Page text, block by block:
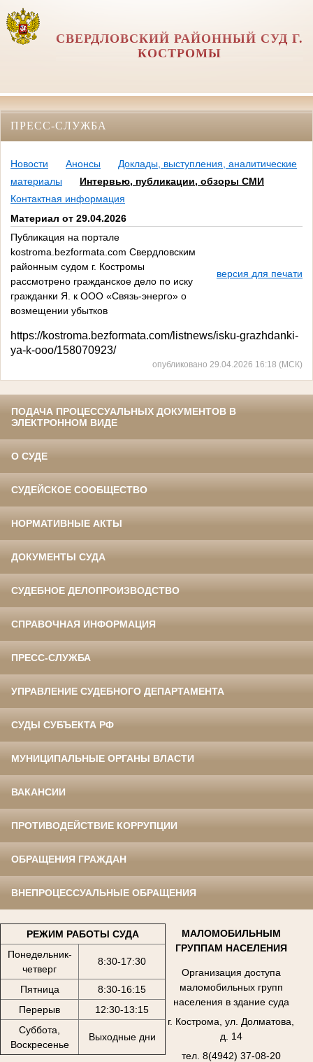
СВЕРДЛОВСКИЙ РАЙОННЫЙ СУД Г.
КОСТРОМЫ
ПРЕСС-СЛУЖБА
Новости Анонсы
Доклады, выступления, аналитические
материалы
Интервью, публикации, обзоры СМИ
Контактная информация
Материал от 29.04.2026
Публикация на портале
kostroma.bezformata.com Свердловским
районным судом г. Костромы
рассмотрено гражданское дело по иску
гражданки Я. к ООО «Связь-энерго» о
возмещении убытков
версия для печати
https://kostroma.bezformata.com/listnews/isku-grazhdanki-
ya-k-ooo/158070923/
опубликовано 29.04.2026 16:18 (МСК)
ПОДАЧА ПРОЦЕССУАЛЬНЫХ ДОКУМЕНТОВ В
ЭЛЕКТРОННОМ ВИДЕ
О СУДЕ
СУДЕЙСКОЕ СООБЩЕСТВО
НОРМАТИВНЫЕ АКТЫ
ДОКУМЕНТЫ СУДА
СУДЕБНОЕ ДЕЛОПРОИЗВОДСТВО
СПРАВОЧНАЯ ИНФОРМАЦИЯ
ПРЕСС-СЛУЖБА
УПРАВЛЕНИЕ СУДЕБНОГО ДЕПАРТАМЕНТА
СУДЫ СУБЪЕКТА РФ
МУНИЦИПАЛЬНЫЕ ОРГАНЫ ВЛАСТИ
ВАКАНСИИ
ПРОТИВОДЕЙСТВИЕ КОРРУПЦИИ
ОБРАЩЕНИЯ ГРАЖДАН
ВНЕПРОЦЕССУАЛЬНЫЕ ОБРАЩЕНИЯ
РЕЖИМ РАБОТЫ СУДА
Понедельник-
четверг
8:30-17:30
Пятница
8:30-16:15
Перерыв
12:30-13:15
Суббота,
Воскресенье
Выходные дни
МАЛОМОБИЛЬНЫМ
ГРУППАМ НАСЕЛЕНИЯ
Организация доступа
маломобильных групп
населения в здание суда
г. Кострома, ул. Долматова,
д. 14
тел. 8(4942) 37-08-20